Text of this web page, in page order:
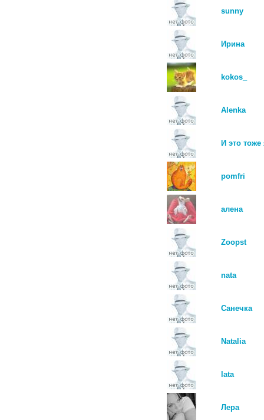
sunny
Ирина
kokos_
Alenka
И это тоже
pomfri
алена
Zoopst
nata
Санечка
Natalia
lata
Лера